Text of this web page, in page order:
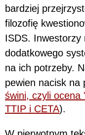
bardziej
filozofię
ISDS. Inwestorzy
dodatkowego
na ich potrzeby.
pewien nacisk na
świni, czyli ocena
TTIP i CETA).